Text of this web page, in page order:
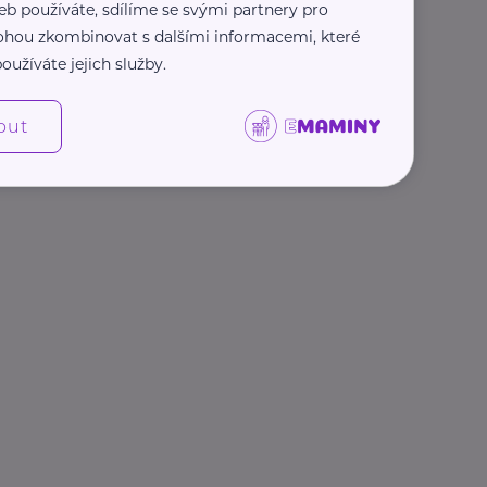
používáte, sdílíme se svými partnery pro
zkombinovat s dalšími informacemi, které
jejich služby.